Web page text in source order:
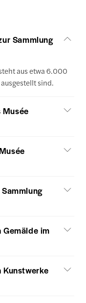
Sammlung
aus etwa 6.000
sind.
im